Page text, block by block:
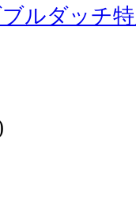
ブルダッチ